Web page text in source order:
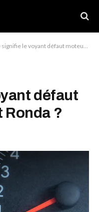
le voyant défaut moteur de la Seat Ronda ?
défaut
Ronda ?